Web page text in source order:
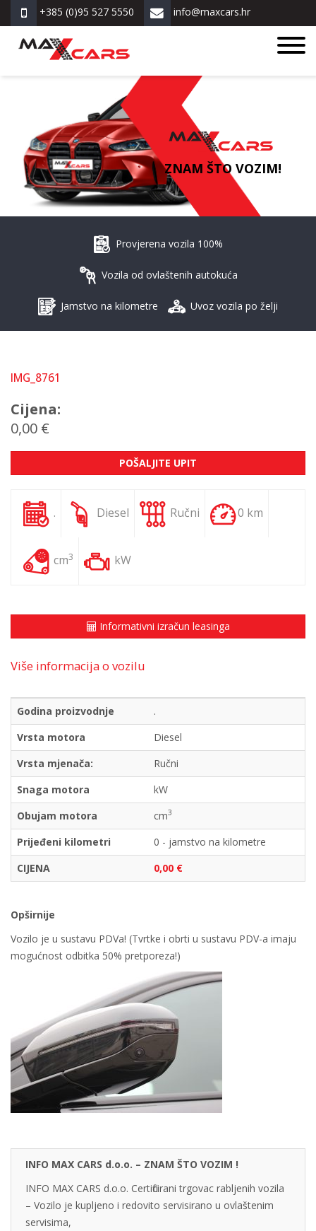
+385 (0)95 527 5550 info@maxcars.hr
ZNAM ŠTO VOZIM!
Provjerena vozila 100%
Vozila od ovlaštenih autokuća
Jamstvo na kilometre Uvoz vozila po želji
IMG_8761
Cijena:
0,00 €
POŠALJITE UPIT
. Diesel Ručni 0 km
cm3 kW
Informativni izračun leasinga
Više informacija o vozilu
Godina proizvodnje
.
Vrsta motora
Diesel
Vrsta mjenača:
Ručni
Snaga motora
kW
Obujam motora
cm3
Prijeđeni kilometri
0 - jamstvo na kilometre
CIJENA
0,00 €
Opširnije
Vozilo je u sustavu PDVa! (Tvrtke i obrti u sustavu PDV-a imaju
mogućnost odbitka 50% pretporeza!)
INFO MAX CARS d.o.o. – ZNAM ŠTO VOZIM !
INFO MAX CARS d.o.o. Certificirani trgovac rabljenih vozila
– Vozilo je kupljeno i redovito servisirano u ovlaštenim
servisima,